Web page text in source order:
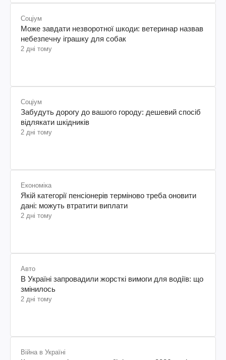
Соціум
Може завдати незворотної шкоди: ветеринар назвав
небезпечну іграшку для собак
2 дні тому
Соціум
Забудуть дорогу до вашого городу: дешевий спосіб
відлякати шкідників
2 дні тому
Економіка
Якій категорії пенсіонерів терміново треба оновити
дані: можуть втратити виплати
2 дні тому
Авто
В Україні запровадили жорсткі вимоги для водіїв: що
змінилось
2 дні тому
Війна в Україні